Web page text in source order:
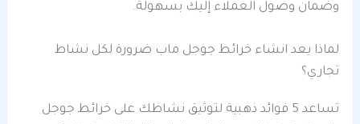
وضمان وصول العملاء إليك بسهولة.
لماذا يعد انشاء خرائط جوجل ماب ضرورة لكل نشاط
تجاري؟
تساعد 5 فوائد ذهبية لتوثيق نشاطك على خرائط جوجل